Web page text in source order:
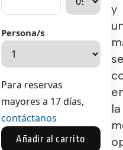
y
la
Persona/s
Para reservas
mayores a 17 días,
contáctanos
Añadir al carrito